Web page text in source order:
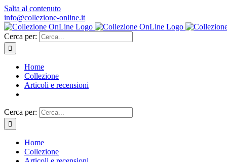
Salta al contenuto
info@collezione-online.it
Cerca per:
Home
Collezione
Articoli e recensioni
Cerca per:
Home
Collezione